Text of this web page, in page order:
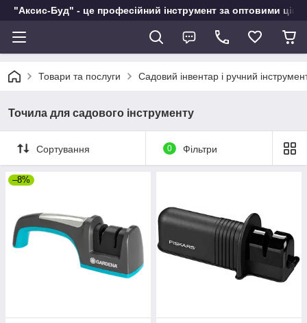
"Аксис-Буд" - це професійний інструмент за оптовими
Товари та послуги Садовий інвентар і ручний
Точила для садового інструменту
Сортування 0 Фільтри
–8%